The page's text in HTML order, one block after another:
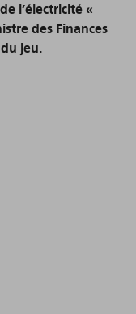
l’électricité «
des Finances
jeu.